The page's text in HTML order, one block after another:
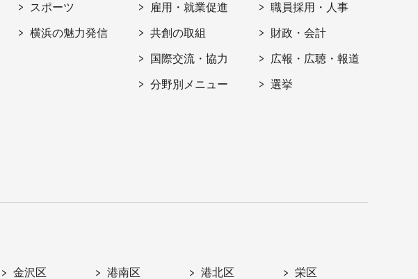
スポーツ
横浜の魅力発信
雇用・就業促進
共創の取組
国際交流・協力
分野別メニュー
職員採用・人事
財政・会計
広報・広聴・報道
選挙
金沢区 港南区 港北区 栄区